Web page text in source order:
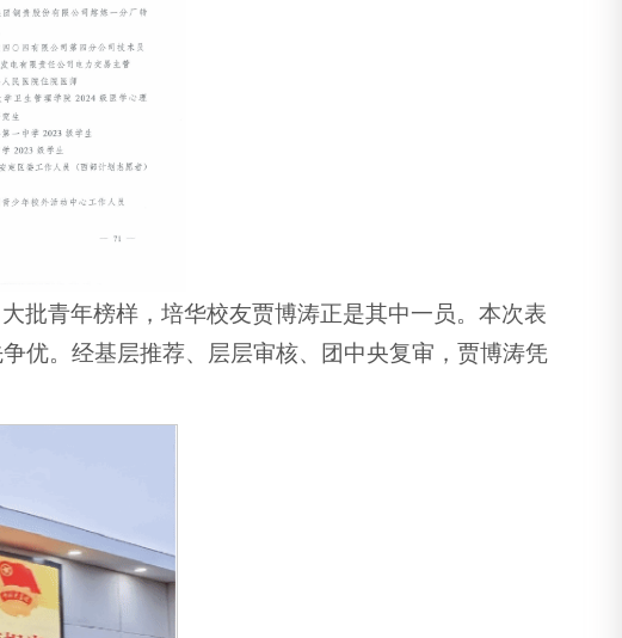
批青年榜样，培华校友贾博涛正是其中一员。本次表
优。经基层推荐、层层审核、团中央复审，贾博涛凭